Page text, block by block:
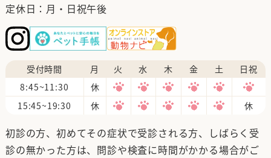
定休日：月・日祝午後
受付時間 月 火 水 木 金 土
日祝
8:45~11:30
休
15:45~19:30
休 休
初診の方、初めてその症状で受診される方、しばらく受
診の無かった方は、問診や検査に時間がかかる場合がご